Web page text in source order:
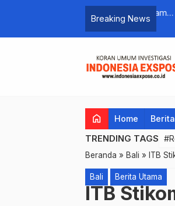
Breaking News
home Home
TRENDING TAGS
Beranda » Bali » ITB
Bali Berita Utama
ITB